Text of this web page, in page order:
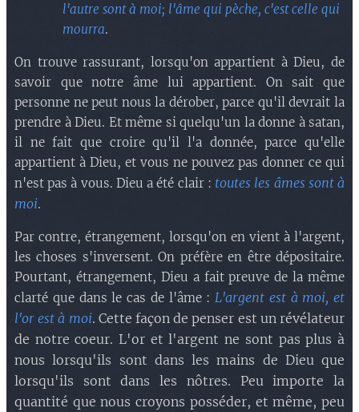
l'autre sont à moi; l'âme qui pèche, c'est celle qui
mourra.
On trouve rassurant, lorsqu'on appartient à Dieu, de
savoir que notre âme lui appartient. On sait que
personne ne peut nous la dérober, parce qu'il devrait la
prendre à Dieu. Et même si quelqu'un la donne à satan,
il ne fait que croire qu'il l'a donnée, parce qu'elle
appartient à Dieu, et vous ne pouvez pas donner ce qui
n'est pas à vous. Dieu a été clair : toutes les âmes sont à
moi.
Par contre, étrangement, lorsqu'on en vient à l'argent,
les choses s'inversent. On préfère en être dépositaire.
Pourtant, étrangement, Dieu a fait preuve de la même
clarté que dans le cas de l'âme : L'argent est à moi, et
l'or est à moi. Cette façon de penser est un révélateur
de notre coeur. L'or et l'argent ne sont pas plus à
nous lorsqu'ils sont dans les mains de Dieu que
lorsqu'ils sont dans les nôtres. Peu importe la
quantité que nous croyons posséder, et même, peu